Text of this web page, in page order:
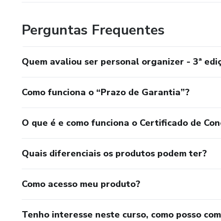
Perguntas Frequentes
Quem avaliou ser personal organizer - 3ª
Como funciona o “Prazo de Garantia”?
O que é e como funciona o Certificado de
Quais diferenciais os produtos podem ter?
Como acesso meu produto?
Tenho interesse neste curso, como posso